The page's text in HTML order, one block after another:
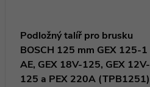
Podložný talíř pro brusku
BOSCH 125 mm GEX 125-1
AE, GEX 18V-125, GEX 12V-
125 a PEX 220A (TPB1251)